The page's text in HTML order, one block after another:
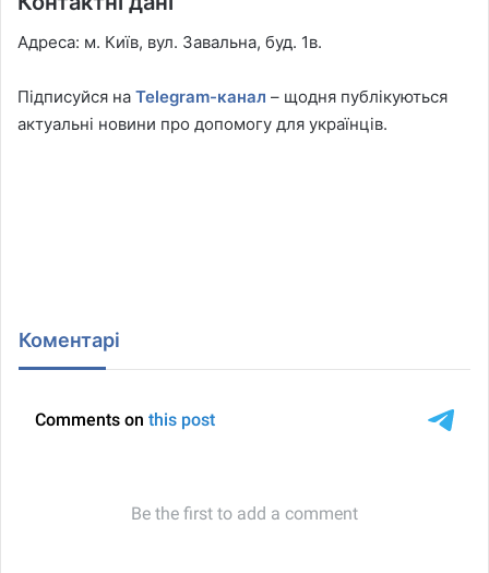
Адреса: м. Київ, вул. Завальна, буд. 1в.
Підписуйся на Telegram-канал – щодня публікуються
актуальні новини про допомогу для українців.
Коментарі